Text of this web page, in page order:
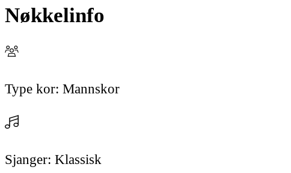
Nøkkelinfo
Type kor: Mannskor
Sjanger: Klassisk